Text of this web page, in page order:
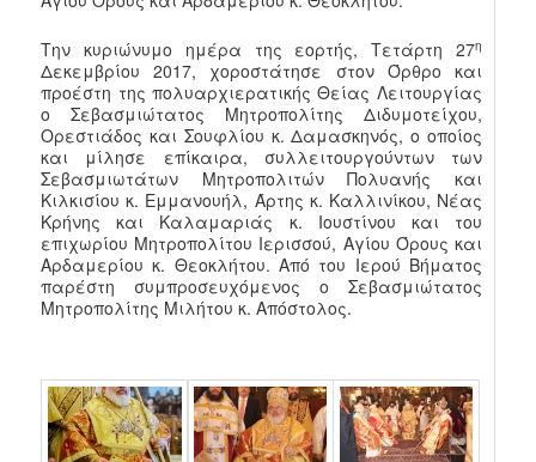
Την κυριώνυμο ημέρα της εορτής, Τετάρτη 27η
Δεκεμβρίου 2017, χοροστάτησε στον Όρθρο και
προέστη της πολυαρχιερατικής Θείας Λειτουργίας
ο Σεβασμιώτατος Μητροπολίτης Διδυμοτείχου,
Ορεστιάδος και Σουφλίου κ. Δαμασκηνός, ο οποίος
και μίλησε επίκαιρα, συλλειτουργούντων των
Σεβασμιωτάτων Μητροπολιτών Πολυανής και
Κιλκισίου κ. Εμμανουήλ, Άρτης κ. Καλλινίκου, Νέας
Κρήνης και Καλαμαριάς κ. Ιουστίνου και του
επιχωρίου Μητροπολίτου Ιερισσού, Αγίου Όρους και
Αρδαμερίου κ. Θεοκλήτου. Από του Ιερού Βήματος
παρέστη συμπροσευχόμενος ο Σεβασμιώτατος
Μητροπολίτης Μιλήτου κ. Απόστολος.